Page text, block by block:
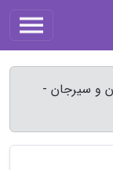
و سیرجان -